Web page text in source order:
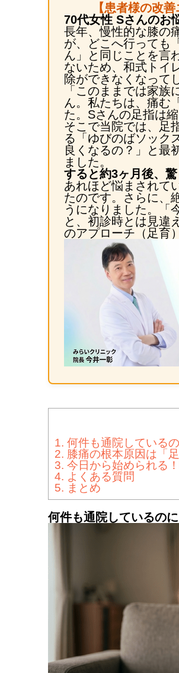
【患者様の改
70代女性 Sさんのお
長年、慢性的な膝の
が、どこへ行っても
ん」と同じことを言
ないため、和式トイ
除ができなくなって
「このままでは家
ん。私たちは、痛む
た。Sさんの足指は
そこで当院では、足
る「ゆびのばソック
良くなるの？」と最
ました。
すると約3ヶ月後、
あれほど悩まされて
たのです。さらに、
うになりました。「
と、初診時とは見違
のアプローチ（足育
1. 何件も通院している
2. 膝痛の根本原因は「
3. 今日から始められる
4. よくある質問
5. まとめ
何件も通院しているの